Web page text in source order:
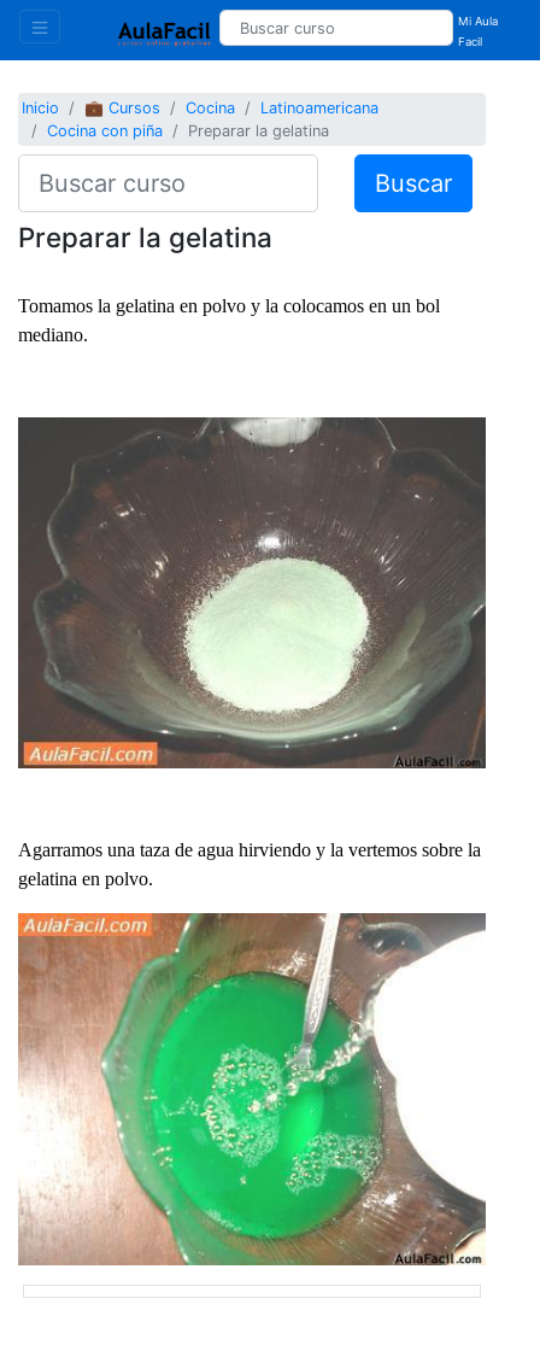
Mi Aula
Facil
Inicio 💼 Cursos Cocina
Latinoamericana
Cocina con piña
Preparar la gelatina
Buscar
Preparar la gelatina
Tomamos la gelatina en polvo y la colocamos en un bol
mediano.
Agarramos una taza de agua hirviendo y la vertemos sobre la
gelatina en polvo.